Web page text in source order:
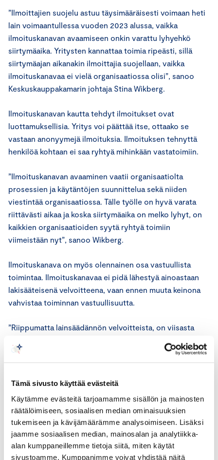
Tämä sivusto käyttää evästeitä
Käytämme evästeitä tarjoamamme sisällön ja mainosten
räätälöimiseen, sosiaalisen median ominaisuuksien
tukemiseen ja kävijämäärämme analysoimiseen. Lisäksi
jaamme sosiaalisen median, mainosalan ja analytiikka-
alan kumppaneillemme tietoja siitä, miten käytät
sivustoamme. Kumppanimme voivat yhdistää näitä
”Ilmoittajien suojelu astuu täysimääräisesti voimaan heti
lain voimaantullessa vuoden 2023 alussa, vaikka
ilmoituskanavan avaamiseen onkin varattu lyhyehkö
siirtymäaika. Yritysten kannattaa toimia ripeästi, sillä
siirtymäajan aikanakin ilmoittajia suojellaan, vaikka
ilmoituskanavaa ei vielä organisaatiossa olisi”, sanoo
Keskuskauppakamarin johtaja Stina Wikberg.
Ilmoituskanavan kautta tehdyt ilmoitukset ovat
luottamuksellisia. Yritys voi päättää itse, ottaako se
vastaan anonyymejä ilmoituksia. Ilmoituksen tehnyttä
henkilöä kohtaan ei saa ryhtyä mihinkään vastatoimiin.
”Ilmoituskanavan avaaminen vaatii organisaatiolta
prosessien ja käytäntöjen suunnittelua sekä niiden
viestintää organisaatiossa. Tälle työlle on hyvä varata
riittävästi aikaa ja koska siirtymäaika on melko lyhyt, on
kaikkien organisaatioiden syytä ryhtyä toimiin
viimeistään nyt”, sanoo Wikberg.
Ilmoituskanava on myös olennainen osa vastuullista
toimintaa. Ilmoituskanavaa ei pidä lähestyä ainoastaan
lakisääteisenä velvoitteena, vaan ennen muuta keinona
vahvistaa toiminnan vastuullisuutta.
”Riippumatta lainsäädännön velvoitteista, on viisasta
mahdollisimman laajasti. Näin myös mahdollisiin
väärinkäytöksiin pystytään puuttumaan mahdollisimman
sekä toiminnalle että yrityksen maineelle. Lisäksi
ilmoituskanavan avaaminen, ylläpito ja siitä viestiminen
on erinomainen tapa vahvistaa vastuullista
organisaatiokulttuuria”, sanoo Wikberg.
Keskuskauppakamari tarjoaa omaa Ilmoituskanava-